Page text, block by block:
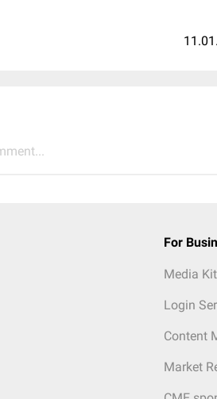
For
Media Kit
Login
Content
Market